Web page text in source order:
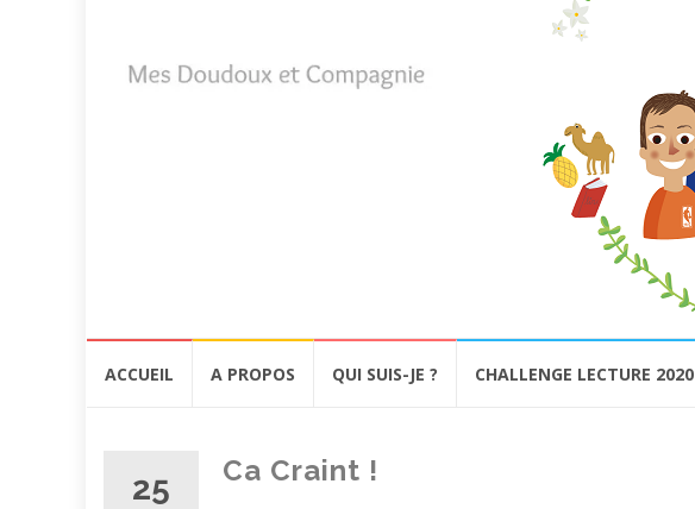
ACCUEIL A PROPOS QUI SUIS-JE ? CHALLENGE LECTURE 2020
25 Ca Craint !